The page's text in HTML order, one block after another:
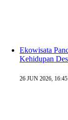
Ekowisata
Kehidupan
26 JUN 2026,